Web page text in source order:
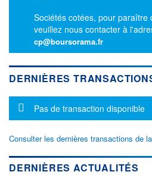
Sociétés cotées, pour paraître
veuillez nous contacter à
cp@boursorama.fr
DERNIÈRES
Message d'information
Pas de transaction disponible
Consulter les dernières transactions de
DERNIÈRES ACTUALITÉS